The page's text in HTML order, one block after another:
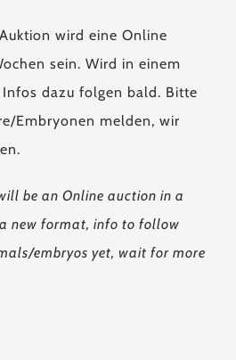
wird eine Online
sein. Wird in einem
Infos dazu folgen bald. Bitte
Embryonen melden, wir
be an Online auction in a
new format, info to follow
embryos yet, wait for more